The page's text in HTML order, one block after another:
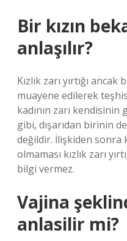
Bir kızın
anlaşılır?
Kızlık zarı yırtığı
muayene edilerek
kadının zarı kendisinin
gibi, dışarıdan birinin
değildir. İlişkiden sonra
olmaması kızlık zarı
bilgi vermez.
Vajina
anlasilir mi?